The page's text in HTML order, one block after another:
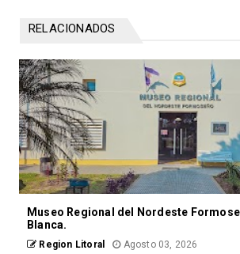
RELACIONADOS
Museo Regional del Nordeste
Blanca.
Region Litoral Agosto 03, 2026